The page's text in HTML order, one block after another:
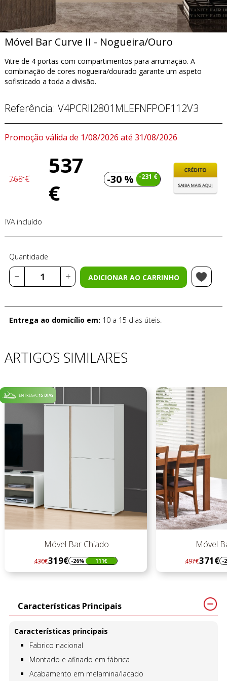
Móvel Bar Curve II - Nogueira/Ouro
Vitre de 4 portas com compartimentos para arrumação. A
combinação de cores nogueira/dourado garante um aspeto
sofisticado a toda a divisão.
Referência: V4PCRII2801MLEFNFPOF112V3
Promoção válida de 1/08/2026 até 31/08/2026
768 €
537
€
-30 % -231 €
IVA incluído
Quantidade
ADICIONAR AO CARRINHO
Entrega ao domicílio em: 10 a 15 dias úteis.
ARTIGOS SIMILARES
Móvel Bar Chiado
Regular
preço
319€
Preço -26% 111€
Móvel Bar
Regular
preço
371€
Preço -25%
Características Principais
Características principais
Fabrico nacional
Montado e afinado em fábrica
Acabamento em melamina/lacado